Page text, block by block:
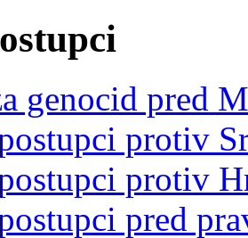
genocid pred
protiv
protiv
pred